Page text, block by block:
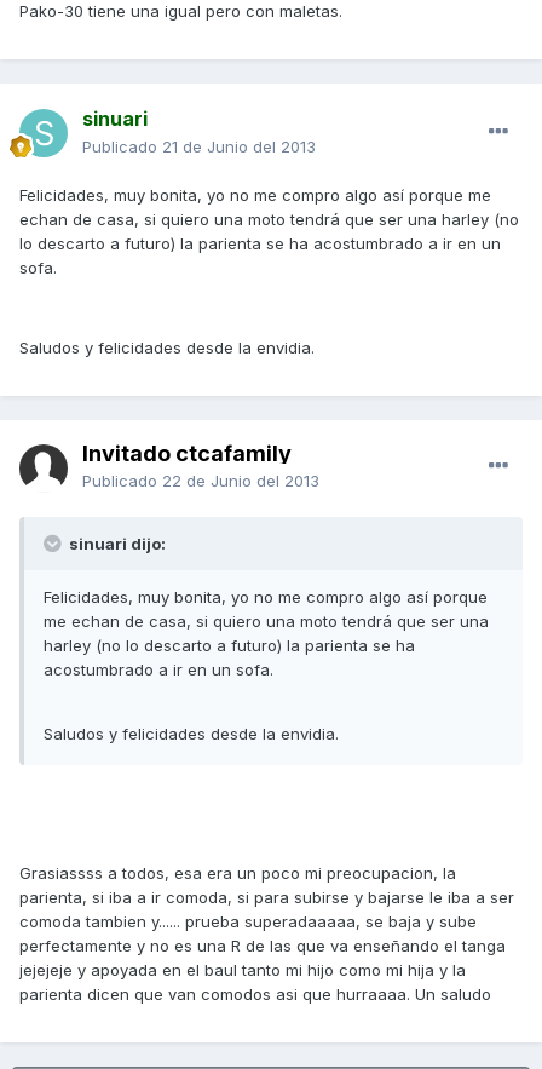
Pako-30 tiene una igual pero con maletas.
sinuari
Publicado 21 de Junio del 2013
Felicidades, muy bonita, yo no me compro algo así porque me
echan de casa, si quiero una moto tendrá que ser una harley (no
lo descarto a futuro) la parienta se ha acostumbrado a ir en un
sofa.
Saludos y felicidades desde la envidia.
Invitado ctcafamily
Publicado 22 de Junio del 2013
sinuari dijo:
Felicidades, muy bonita, yo no me compro algo así porque
me echan de casa, si quiero una moto tendrá que ser una
harley (no lo descarto a futuro) la parienta se ha
acostumbrado a ir en un sofa.
Saludos y felicidades desde la envidia.
Grasiassss a todos, esa era un poco mi preocupacion, la
parienta, si iba a ir comoda, si para subirse y bajarse le iba a ser
comoda tambien y...... prueba superadaaaaa, se baja y sube
perfectamente y no es una R de las que va enseñando el tanga
jejejeje y apoyada en el baul tanto mi hijo como mi hija y la
parienta dicen que van comodos asi que hurraaaa. Un saludo